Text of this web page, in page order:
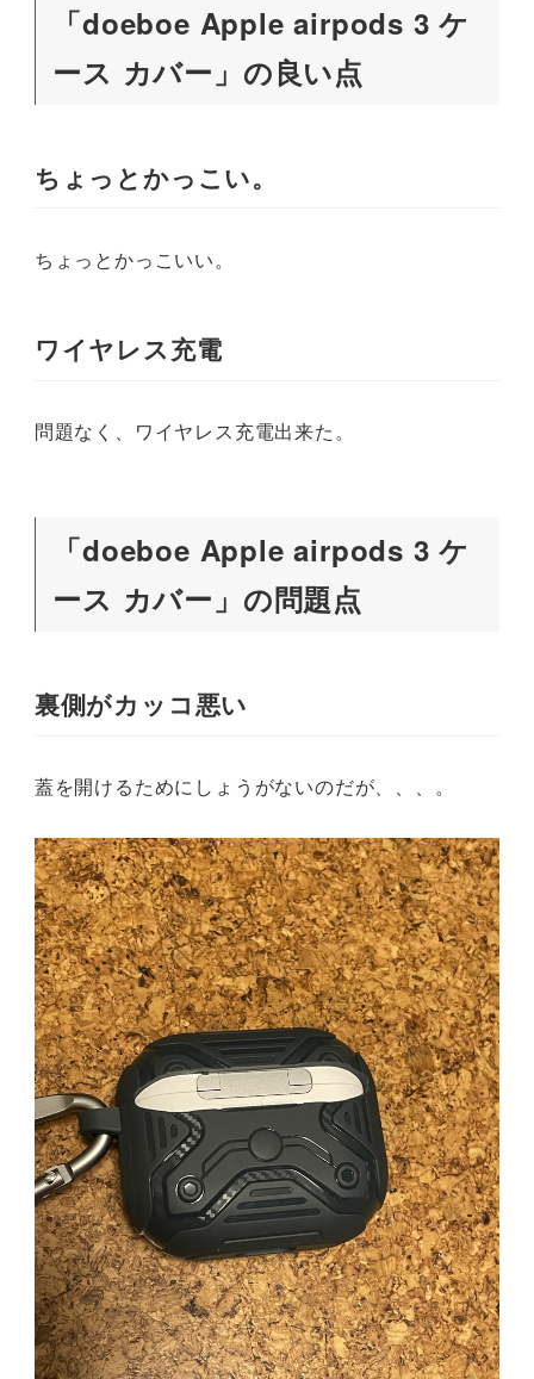
「doeboe Apple airpods 3 ケ
ース カバー」の良い点
ちょっとかっこい。
ちょっとかっこいい。
ワイヤレス充電
問題なく、ワイヤレス充電出来た。
「doeboe Apple airpods 3 ケ
ース カバー」の問題点
裏側がカッコ悪い
蓋を開けるためにしょうがないのだが、、、。